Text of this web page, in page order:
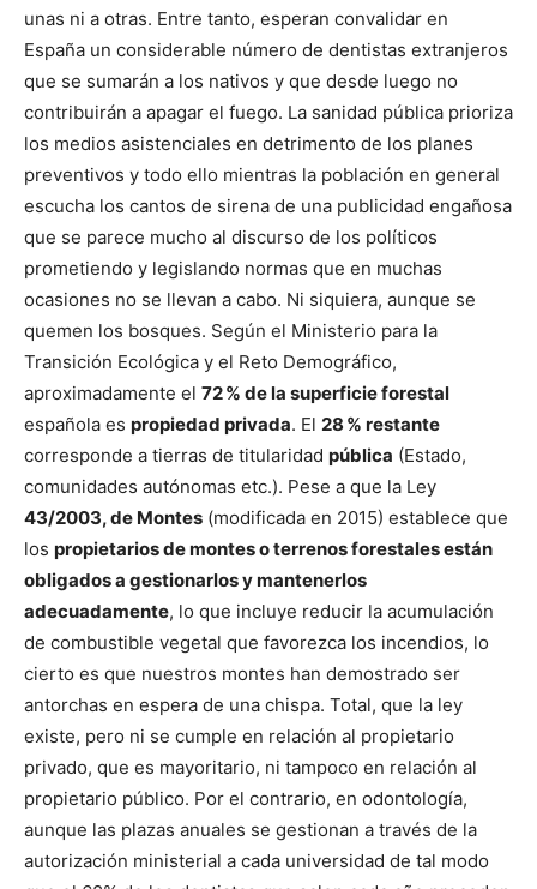
unas ni a otras. Entre tanto, esperan convalidar en
España un considerable número de dentistas extranjeros
que se sumarán a los nativos y que desde luego no
contribuirán a apagar el fuego. La sanidad pública prioriza
los medios asistenciales en detrimento de los planes
preventivos y todo ello mientras la población en general
escucha los cantos de sirena de una publicidad engañosa
que se parece mucho al discurso de los políticos
prometiendo y legislando normas que en muchas
ocasiones no se llevan a cabo. Ni siquiera, aunque se
quemen los bosques. Según el Ministerio para la
Transición Ecológica y el Reto Demográfico,
aproximadamente el 72 % de la superficie forestal
española es propiedad privada. El 28 % restante
corresponde a tierras de titularidad pública (Estado,
comunidades autónomas etc.). Pese a que la Ley
43/2003, de Montes (modificada en 2015) establece que
los propietarios de montes o terrenos forestales están
obligados a gestionarlos y mantenerlos
adecuadamente, lo que incluye reducir la acumulación
de combustible vegetal que favorezca los incendios, lo
cierto es que nuestros montes han demostrado ser
antorchas en espera de una chispa. Total, que la ley
existe, pero ni se cumple en relación al propietario
privado, que es mayoritario, ni tampoco en relación al
propietario público. Por el contrario, en odontología,
aunque las plazas anuales se gestionan a través de la
autorización ministerial a cada universidad de tal modo